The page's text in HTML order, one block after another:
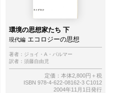
環境の思想家たち 下
現代編 エコロジーの思想
著者： ジョイ・A・パルマー
訳者： 須藤自由児
定価：本体2,800円＋税
ISBN 978-4-622-08162-3 C1012
2004年11月1日発行